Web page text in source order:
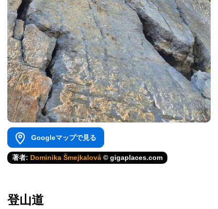
Googleマップで見る
著者: Dominika Šmejkalová © gigaplaces.com
登山道